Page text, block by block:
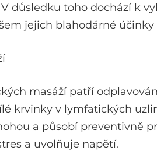
důsledku toho dochází k
jejich blahodárné
masáží patří
krvinky v lymfatických
a působí preventivně
a uvolňuje napětí.